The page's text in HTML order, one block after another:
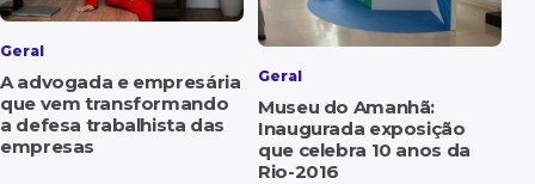
Geral
A advogada e empresária
que vem transformando
a defesa trabalhista das
empresas
Geral
Museu do Amanhã:
Inaugurada exposição
que celebra 10 anos da
Rio-2016